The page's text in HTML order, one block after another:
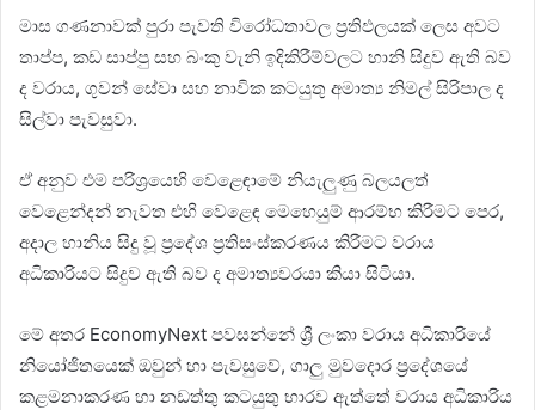
මාස ගණනාවක් පුරා පැවති විරෝධතාවල ප්‍රතිඵලයක් ලෙස අවට
තාප්ප, කඩ සාප්පු සහ බංකු වැනි ඉදිකිරීම්වලට හානි සිදුව ඇති බව
ද වරාය, ගුවන් සේවා සහ නාවික කටයුතු අමාත්‍ය නිමල් සිරිපාල ද
සිල්වා පැවසුවා.
ඒ අනුව එම පරිශ්‍රයෙහි වෙළෙඳාමේ නියැලුණු බලයලත්
වෙළෙන්දන් නැවත එහි වෙළෙඳ මෙහෙයුම් ආරම්භ කිරීමට පෙර,
අදාල හානිය සිදු වූ ප්‍රදේශ ප්‍රතිසංස්කරණය කිරීමට වරාය
අධිකාරියට සිදුව ඇති බව ද අමාත්‍යවරයා කියා සිටියා.
මේ අතර EconomyNext පවසන්නේ ශ්‍රී ලංකා වරාය අධිකාරියේ
නියෝජිතයෙක් ඔවුන් හා පැවසුවේ, ගාලු මුවදොර ප්‍රදේශයේ
කළමනාකරණ හා නඩත්තු කටයුතු භාරව ඇත්තේ වරාය අධිකාරිය